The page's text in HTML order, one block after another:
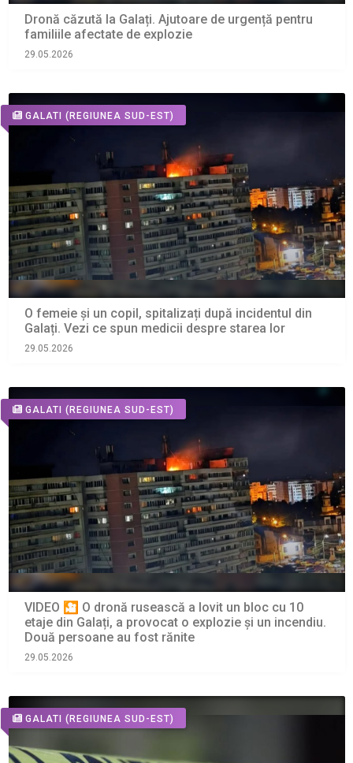
Dronă căzută la Galați. Ajutoare de urgență pentru
familiile afectate de explozie
29.05.2026
GALATI (REGIUNEA SUD-EST)
O femeie și un copil, spitalizați după incidentul din
Galați. Vezi ce spun medicii despre starea lor
29.05.2026
GALATI (REGIUNEA SUD-EST)
VIDEO 🎦 O dronă rusească a lovit un bloc cu 10
etaje din Galați, a provocat o explozie și un incendiu.
Două persoane au fost rănite
29.05.2026
GALATI (REGIUNEA SUD-EST)